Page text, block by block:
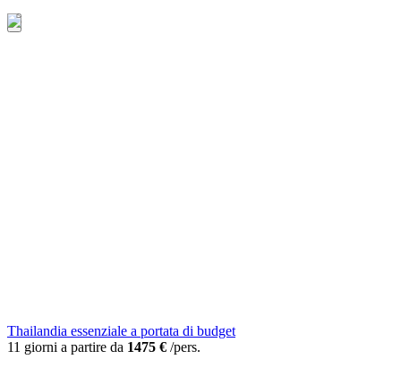
Thailandia essenziale a portata di budget
11 giorni a partire da 1475 € /pers.